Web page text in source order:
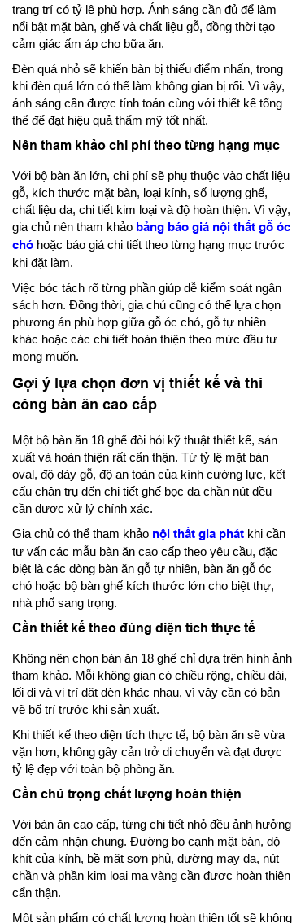
trang trí có tỷ lệ phù hợp. Ánh sáng cần đủ để làm
nổi bật mặt bàn, ghế và chất liệu gỗ, đồng thời tạo
cảm giác ấm áp cho bữa ăn.
Đèn quá nhỏ sẽ khiến bàn bị thiếu điểm nhấn, trong
khi đèn quá lớn có thể làm không gian bị rối. Vì vậy,
ánh sáng cần được tính toán cùng với thiết kế tổng
thể để đạt hiệu quả thẩm mỹ tốt nhất.
Nên tham khảo chi phí theo từng hạng mục
Với bộ bàn ăn lớn, chi phí sẽ phụ thuộc vào chất liệu
gỗ, kích thước mặt bàn, loại kính, số lượng ghế,
chất liệu da, chi tiết kim loại và độ hoàn thiện. Vì vậy,
gia chủ nên tham khảo bảng báo giá nội thất gỗ óc
chó hoặc báo giá chi tiết theo từng hạng mục trước
khi đặt làm.
Việc bóc tách rõ từng phần giúp dễ kiểm soát ngân
sách hơn. Đồng thời, gia chủ cũng có thể lựa chọn
phương án phù hợp giữa gỗ óc chó, gỗ tự nhiên
khác hoặc các chi tiết hoàn thiện theo mức đầu tư
mong muốn.
Gợi ý lựa chọn đơn vị thiết kế và thi
công bàn ăn cao cấp
Một bộ bàn ăn 18 ghế đòi hỏi kỹ thuật thiết kế, sản
xuất và hoàn thiện rất cẩn thận. Từ tỷ lệ mặt bàn
oval, độ dày gỗ, độ an toàn của kính cường lực, kết
cấu chân trụ đến chi tiết ghế bọc da chần nút đều
cần được xử lý chính xác.
Gia chủ có thể tham khảo nội thất gia phát khi cần
tư vấn các mẫu bàn ăn cao cấp theo yêu cầu, đặc
biệt là các dòng bàn ăn gỗ tự nhiên, bàn ăn gỗ óc
chó hoặc bộ bàn ghế kích thước lớn cho biệt thự,
nhà phố sang trọng.
Cần thiết kế theo đúng diện tích thực tế
Không nên chọn bàn ăn 18 ghế chỉ dựa trên hình ảnh
tham khảo. Mỗi không gian có chiều rộng, chiều dài,
lối đi và vị trí đặt đèn khác nhau, vì vậy cần có bản
vẽ bố trí trước khi sản xuất.
Khi thiết kế theo diện tích thực tế, bộ bàn ăn sẽ vừa
vặn hơn, không gây cản trở di chuyển và đạt được
tỷ lệ đẹp với toàn bộ phòng ăn.
Cần chú trọng chất lượng hoàn thiện
Với bàn ăn cao cấp, từng chi tiết nhỏ đều ảnh hưởng
đến cảm nhận chung. Đường bo cạnh mặt bàn, độ
khít của kính, bề mặt sơn phủ, đường may da, nút
chần và phần kim loại mạ vàng cần được hoàn thiện
cẩn thận.
Một sản phẩm có chất lượng hoàn thiện tốt sẽ không